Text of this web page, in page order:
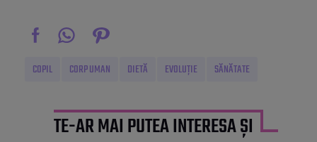
COPIL CORP UMAN DIETĂ EVOLUȚIE SĂNĂTATE
TE-AR MAI PUTEA INTERESA ȘI